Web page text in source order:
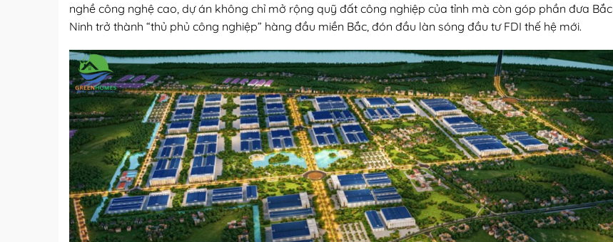
nghề công nghệ cao, dự án không chỉ mở rộng quỹ đất công nghiệp của tỉnh mà còn góp phần đưa Bắc
Ninh trở thành “thủ phủ công nghiệp” hàng đầu miền Bắc, đón đầu làn sóng đầu tư FDI thế hệ mới.